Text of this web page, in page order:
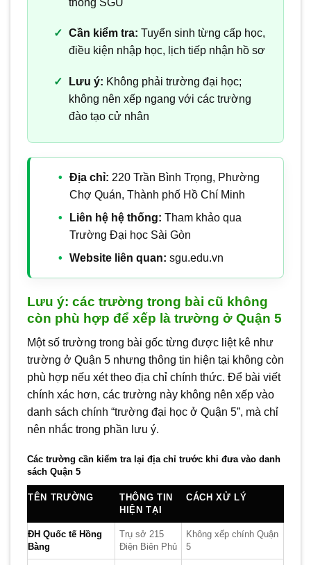
Cần kiểm tra: Tuyển sinh từng cấp học,
điều kiện nhập học, lịch tiếp nhận hồ sơ
Lưu ý: Không phải trường đại học;
không nên xếp ngang với các trường
đào tạo cử nhân
Địa chỉ: 220 Trần Bình Trọng, Phường
Chợ Quán, Thành phố Hồ Chí Minh
Liên hệ hệ thống: Tham khảo qua
Trường Đại học Sài Gòn
Website liên quan: sgu.edu.vn
Lưu ý: các trường trong bài cũ không
còn phù hợp để xếp là trường ở Quận 5
Một số trường trong bài gốc từng được liệt kê như
trường ở Quận 5 nhưng thông tin hiện tại không còn
phù hợp nếu xét theo địa chỉ chính thức. Để bài viết
chính xác hơn, các trường này không nên xếp vào
danh sách chính “trường đại học ở Quận 5”, mà chỉ
nên nhắc trong phần lưu ý.
Các trường cần kiểm tra lại địa chỉ trước khi đưa vào danh
sách Quận 5
TÊN TRƯỜNG
THÔNG TIN
HIỆN TẠI
CÁCH XỬ LÝ
ĐH Quốc tế Hồng
Bàng
Trụ sở 215
Điện Biên Phủ
Không xếp chính Quận
5